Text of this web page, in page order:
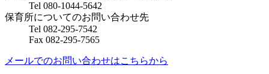
Tel 080-1044-5642
保育所についてのお問い合わせ先
Tel 082-295-7542
Fax 082-295-7565
メールでのお問い合わせはこちらから